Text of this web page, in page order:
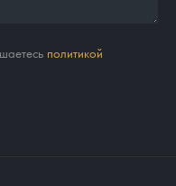
политикой